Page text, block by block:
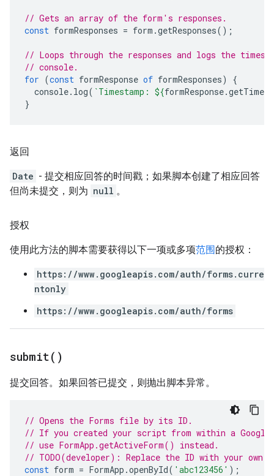
// Gets an array of the form's responses.
const formResponses = form .getResponses();
// Loops through the responses and logs the
// console.
for (const formResponse of formResponses)
{
console. log( `Timestamp: ${formResponse.
}
返回
Date - 提交相应回答的时间戳；如果脚本创建了相应回答
但尚未提交，则为 null 。
授权
使用此方法的脚本需要获得以下一项或多项范围的授权：
https://www.googleapis.com/auth/forms.curre
ntonly
https://www.googleapis.com/auth/forms
submit( )
提交回答。如果回答已提交，则抛出脚本异常。
// Opens the Forms file by its ID.
// If you created your script from within a Google
// use FormApp.getActiveForm() instead.
// TODO(developer): Replace the ID with your own.
const form = FormApp .openById( 'abc123456' );